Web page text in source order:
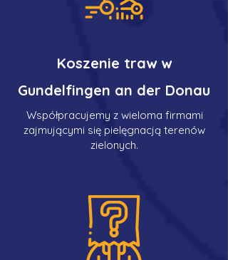
Koszenie traw w
Gundelfingen an der Donau
Współpracujemy z wieloma firmami
zajmującymi się pielęgnacją terenów
zielonych.